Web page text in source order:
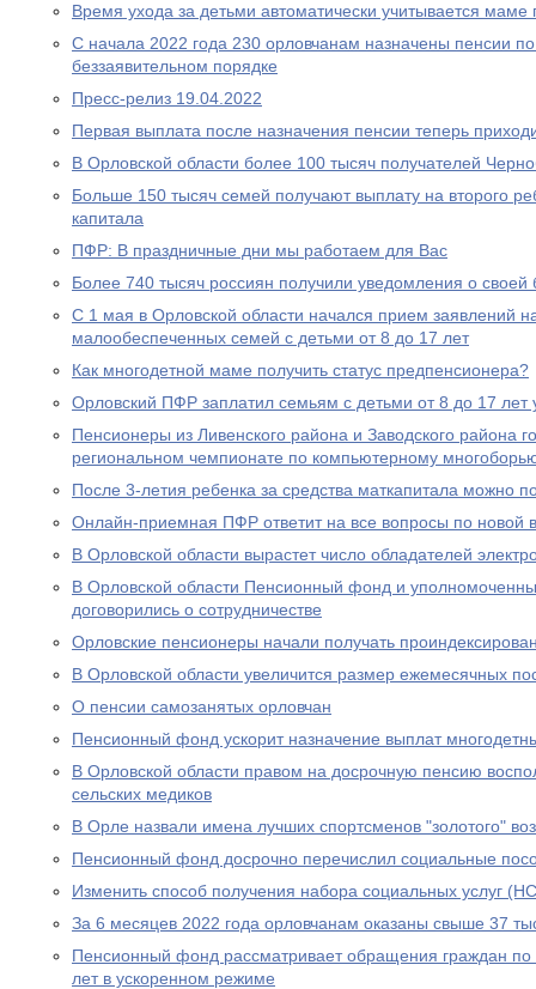
Время ухода за детьми автоматически учитывается
С начала 2022 года 230 орловчанам назначены пенсии
беззаявительном порядке
Пресс-релиз 19.04.2022
Первая выплата после назначения пенсии теперь
В Орловской области более 100 тысяч получателей
Больше 150 тысяч семей получают выплату на второго
капитала
ПФР: В праздничные дни мы работаем для Вас
Более 740 тысяч россиян получили уведомления о
С 1 мая в Орловской области начался прием заявлений
малообеспеченных семей с детьми от 8 до 17 лет
Как многодетной маме получить статус предпенсионера?
Орловский ПФР заплатил семьям с детьми от 8 до 17
Пенсионеры из Ливенского района и Заводского района
региональном чемпионате по компьютерному
После 3-летия ребенка за средства маткапитала можно
Онлайн-приемная ПФР ответит на все вопросы по новой
В Орловской области вырастет число обладателей
В Орловской области Пенсионный фонд и
договорились о сотрудничестве
Орловские пенсионеры начали получать
В Орловской области увеличится размер ежемесячных
О пенсии самозанятых орловчан
Пенсионный фонд ускорит назначение выплат
В Орловской области правом на досрочную пенсию
сельских медиков
В Орле назвали имена лучших спортсменов "золотого"
Пенсионный фонд досрочно перечислил социальные
Изменить способ получения набора социальных услуг
За 6 месяцев 2022 года орловчанам оказаны свыше 37
Пенсионный фонд рассматривает обращения граждан по
лет в ускоренном режиме